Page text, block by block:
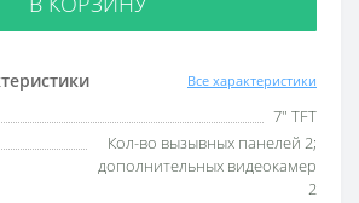
Все характеристики
7" TFT
Кол-во вызывных панелей 2;
дополнительных видеокамер
2